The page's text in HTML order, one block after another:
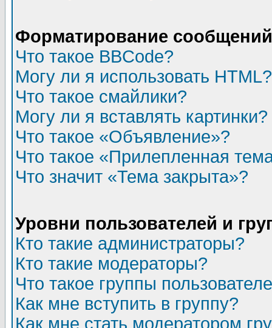
Форматирование
Что такое BBCode?
Могу ли я использовать HTML?
Что такое смайлики?
Могу ли я вставлять картинки?
Что такое «Объявление»?
Что такое «Прилепленная
Что значит «Тема закрыта»?
Уровни пользователей и
Кто такие администраторы?
Кто такие модераторы?
Что такое группы
Как мне вступить в группу?
Как мне стать модератором